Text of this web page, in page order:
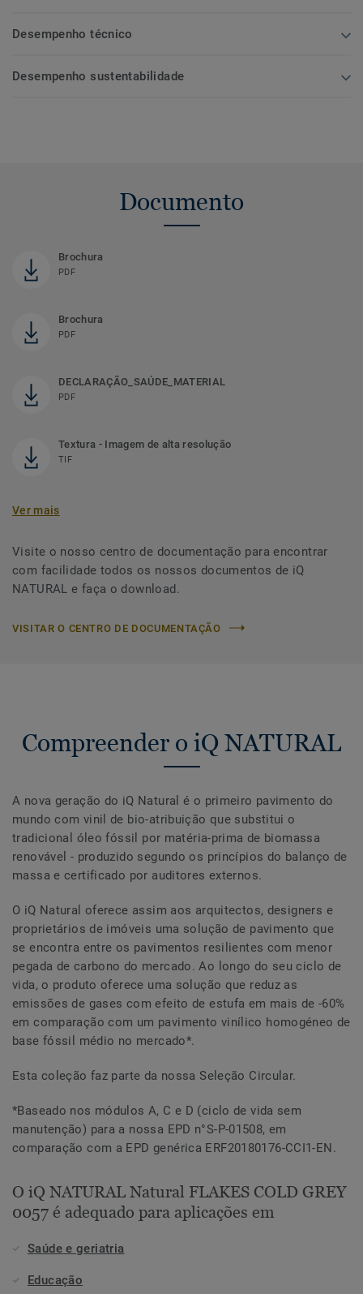
Desempenho técnico
Desempenho sustentabilidade
Documento
Brochura
PDF
Brochura
PDF
DECLARAÇÃO_SAÚDE_MATERIAL
PDF
Textura - Imagem de alta resolução
TIF
Ver mais
Visite o nosso centro de documentação para encontrar
com facilidade todos os nossos documentos de iQ
NATURAL e faça o download.
VISITAR O CENTRO DE DOCUMENTAÇÃO
Compreender o iQ NATURAL
A nova geração do iQ Natural é o primeiro pavimento do
mundo com vinil de bio-atribuição que substitui o
tradicional óleo fóssil por matéria-prima de biomassa
renovável - produzido segundo os princípios do balanço de
massa e certificado por auditores externos.
O iQ Natural oferece assim aos arquitectos, designers e
proprietários de imóveis uma solução de pavimento que
se encontra entre os pavimentos resilientes com menor
pegada de carbono do mercado. Ao longo do seu ciclo de
vida, o produto oferece uma solução que reduz as
emissões de gases com efeito de estufa em mais de -60%
em comparação com um pavimento vinílico homogéneo de
base fóssil médio no mercado*.
Esta coleção faz parte da nossa Seleção Circular.
*Baseado nos módulos A, C e D (ciclo de vida sem
manutenção) para a nossa EPD n°S-P-01508, em
comparação com a EPD genérica ERF20180176-CCI1-EN.
O iQ NATURAL Natural FLAKES COLD GREY
0057 é adequado para aplicações em
Saúde e geriatria
Educação